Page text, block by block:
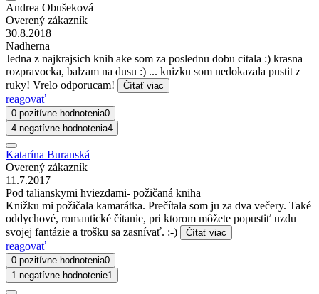
Andrea Obušeková
Overený zákazník
30.8.2018
Nadherna
Jedna z najkrajsich knih ake som za poslednu dobu citala :) krasna
rozpravocka, balzam na dusu :) ... knizku som nedokazala pustit z
ruky! Vrelo odporucam!
Čítať viac
reagovať
0 pozitívne hodnotenia0
4 negatívne hodnotenia4
Katarína Buranská
Overený zákazník
11.7.2017
Pod talianskymi hviezdami- požičaná kniha
Knižku mi požičala kamarátka. Prečítala som ju za dva večery. Také
oddychové, romantické čítanie, pri ktorom môžete popustiť uzdu
svojej fantázie a trošku sa zasnívať. :-)
Čítať viac
reagovať
0 pozitívne hodnotenia0
1 negatívne hodnotenie1